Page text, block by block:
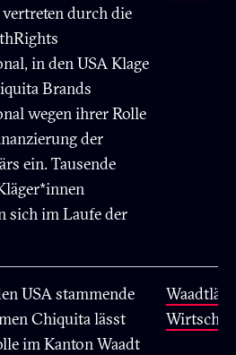
durch die
in den USA Klage
Brands
wegen ihrer Rolle
der
ein. Tausende
sich im Laufe der
USA stammende
Chiquita lässt
im Kanton Waadt